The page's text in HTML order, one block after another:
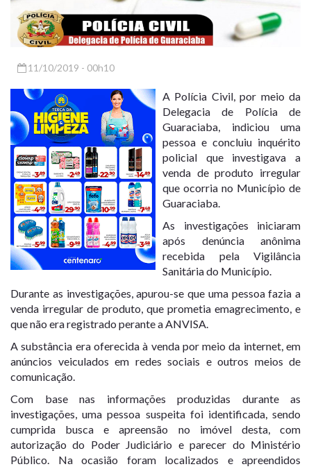
11/10/2019 - 00h10
A Polícia Civil, por meio da
Delegacia de Polícia de
Guaraciaba, indiciou uma
pessoa e concluiu inquérito
policial que investigava a
venda de produto irregular
que ocorria no Município de
Guaraciaba.
As investigações iniciaram
após denúncia anônima
recebida pela Vigilância
Sanitária do Município.
Durante as investigações, apurou-se que uma pessoa fazia a
venda irregular de produto, que prometia emagrecimento, e
que não era registrado perante a ANVISA.
A substância era oferecida à venda por meio da internet, em
anúncios veiculados em redes sociais e outros meios de
comunicação.
Com base nas informações produzidas durante as
investigações, uma pessoa suspeita foi identificada, sendo
cumprida busca e apreensão no imóvel desta, com
autorização do Poder Judiciário e parecer do Ministério
Público. Na ocasião foram localizados e apreendidos